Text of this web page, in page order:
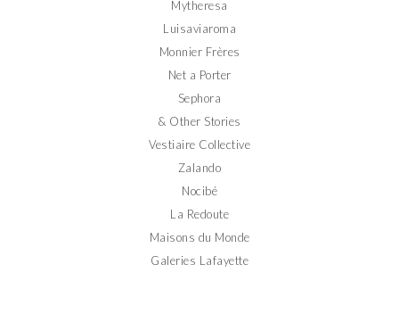
Mytheresa
Luisaviaroma
Monnier Frères
Net a Porter
Sephora
& Other Stories
Vestiaire Collective
Zalando
Nocibé
La Redoute
Maisons du Monde
Galeries Lafayette